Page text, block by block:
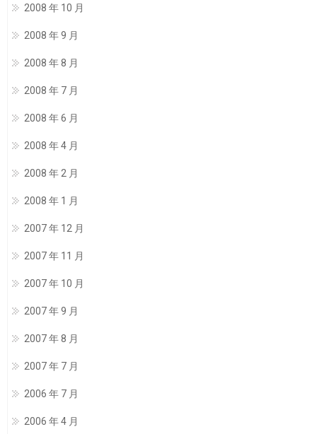
2008 年 10 月
2008 年 9 月
2008 年 8 月
2008 年 7 月
2008 年 6 月
2008 年 4 月
2008 年 2 月
2008 年 1 月
2007 年 12 月
2007 年 11 月
2007 年 10 月
2007 年 9 月
2007 年 8 月
2007 年 7 月
2006 年 7 月
2006 年 4 月